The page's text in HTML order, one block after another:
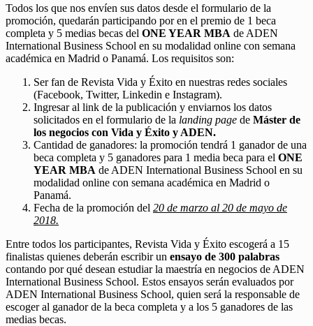
Todos los que nos envíen sus datos desde el formulario de la
promoción, quedarán participando por en el premio de 1 beca
completa y 5 medias becas del ONE YEAR MBA de ADEN
International Business School en su modalidad online con semana
académica en Madrid o Panamá. Los requisitos son:
Ser fan de Revista Vida y Éxito en nuestras redes sociales
(Facebook, Twitter, Linkedin e Instagram).
Ingresar al link de la publicación y enviarnos los datos
solicitados en el formulario de la landing page de Máster de
los negocios con Vida y Éxito y ADEN.
Cantidad de ganadores: la promoción tendrá 1 ganador de una
beca completa y 5 ganadores para 1 media beca para el ONE
YEAR MBA de ADEN International Business School en su
modalidad online con semana académica en Madrid o
Panamá.
Fecha de la promoción del 20 de marzo al 20 de mayo de
2018.
Entre todos los participantes, Revista Vida y Éxito escogerá a 15
finalistas quienes deberán escribir un ensayo de 300 palabras
contando por qué desean estudiar la maestría en negocios de ADEN
International Business School. Estos ensayos serán evaluados por
ADEN International Business School, quien será la responsable de
escoger al ganador de la beca completa y a los 5 ganadores de las
medias becas.